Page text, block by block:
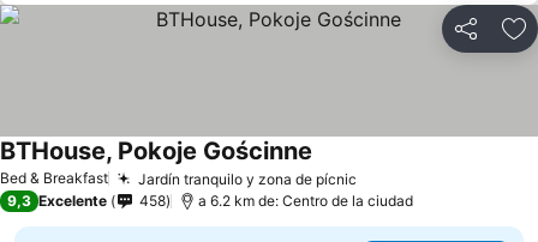
Compartir
Bed & Breakfast Jardín tranquilo y zona de pícnic
BTHouse, Pokoje Gościnne
9,3 Excelente 458 a 6.2 km de: Centro de la ciudad